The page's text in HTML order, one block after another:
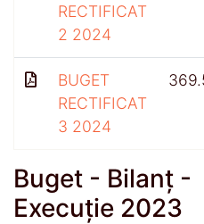
RECTIFICAT
2 2024
BUGET
RECTIFICAT
3 2024
Buget - Bilanț -
Execuție 2023